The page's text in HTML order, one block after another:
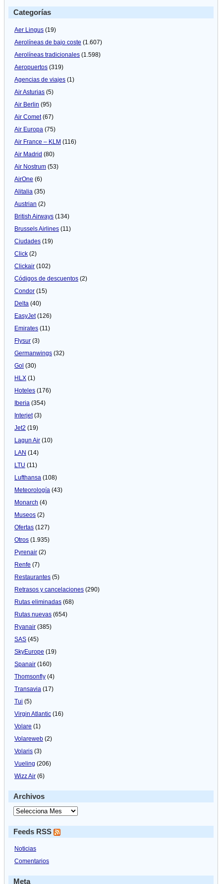
Categorías
Aer Lingus (19)
Aerolíneas de bajo coste (1.607)
Aerolíneas tradicionales (1.598)
Aeropuertos (319)
Agencias de viajes (1)
Air Asturias (5)
Air Berlin (95)
Air Comet(67)
Air Europa (75)
Air France – KLM (116)
Air Madrid (80)
Air Nostrum (53)
AirOne (6)
Alitalia (35)
Austrian (2)
British Airways (134)
Brussels Airlines (11)
Ciudades (19)
Click (2)
Clickair (102)
Códigos de descuentos (2)
Condor (15)
Delta (40)
EasyJet(126)
Emirates (11)
Flysur (3)
Germanwings (32)
Gol (30)
HLX (1)
Hoteles (176)
Iberia (354)
Interjet(3)
Jet2 (19)
Lagun Air (10)
LAN (14)
LTU (11)
Lufthansa (108)
Meteorologí­a (43)
Monarch (4)
Museos (2)
Ofertas (127)
Otros (1.935)
Pyrenair (2)
Renfe (7)
Restaurantes (5)
Retrasos y cancelaciones (290)
Rutas eliminadas (68)
Rutas nuevas (654)
Ryanair (385)
SAS (45)
SkyEurope (19)
Spanair (160)
Thomsonfly (4)
Transavia (17)
Tui (5)
Virgin Atlantic (16)
Volare (1)
Volareweb (2)
Volaris (3)
Vueling (206)
Wizz Air (6)
Archivos
Feeds RSS
Noticias
Comentarios
Meta